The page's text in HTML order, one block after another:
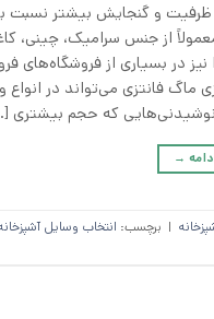
و گنجایش بیشتر نسبت
از جنس سرامیک، چینی،
در بسیاری از فروشگاه‌های
ماگ فانتزی می‌تواند در انواع و
که حجم بیشتری
→
| برچسب: انتخاب وسایل